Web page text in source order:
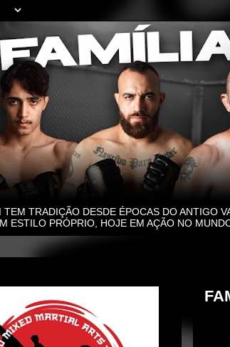
TEM TRADIÇÃO DESDE ÉPOCAS DO ANTIGO
ESTILO PRÓPRIO, HOJE EM AÇÃO NO